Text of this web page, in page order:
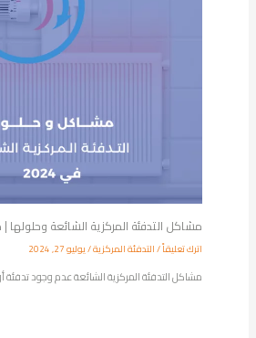
مشاكل التدفئة المركزية الشائعة وحلولها |
اترك تعليقاً/التدفئة المركزية/يوليو 27, 2024
مشاكل التدفئة المركزية الشائعة عدم وجود